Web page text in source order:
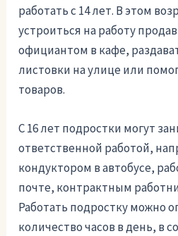
работать с 14 лет. В этом
устроиться на работу
официантом в кафе,
листовки на улице или
товаров.
С 16 лет подростки могут
ответственной работой,
кондуктором в автобусе,
почте, контрактным
Работать подростку можно
количество часов в день, в